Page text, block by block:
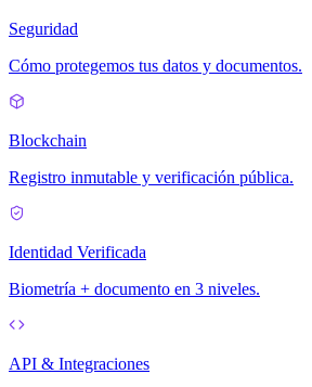
Seguridad
Cómo protegemos tus datos y documentos.
Blockchain
Registro inmutable y verificación pública.
Identidad Verificada
Biometría + documento en 3 niveles.
API & Integraciones